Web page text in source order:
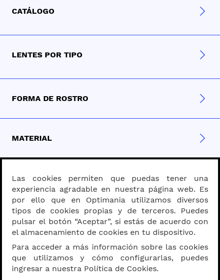
CATÁLOGO
LENTES POR TIPO
FORMA DE ROSTRO
MATERIAL
PROGRESIVOS - BIFOCALES
SOBRE OPTIMANIA
MEDIDA DE VISTA
Las cookies permiten que puedas tener una
experiencia agradable en nuestra página web. Es
por ello que en Optimania utilizamos diversos
tipos de cookies propias y de terceros. Puedes
pulsar el botón “Aceptar”, si estás de acuerdo con
el almacenamiento de cookies en tu dispositivo.
Para acceder a más información sobre las cookies
que utilizamos y cómo configurarlas, puedes
ingresar a nuestra Política de Cookies.